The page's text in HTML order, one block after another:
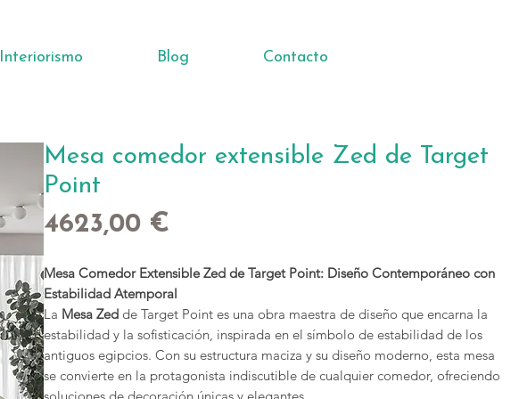
Interiorismo Blog Contacto
Mesa comedor extensible Zed de Target
Point
4623,00 €
Mesa Comedor Extensible Zed de Target Point: Diseño Contemporáneo con
Estabilidad Atemporal
La Mesa Zed de Target Point es una obra maestra de diseño que encarna la
estabilidad y la sofisticación, inspirada en el símbolo de estabilidad de los
antiguos egipcios. Con su estructura maciza y su diseño moderno, esta mesa
se convierte en la protagonista indiscutible de cualquier comedor, ofreciendo